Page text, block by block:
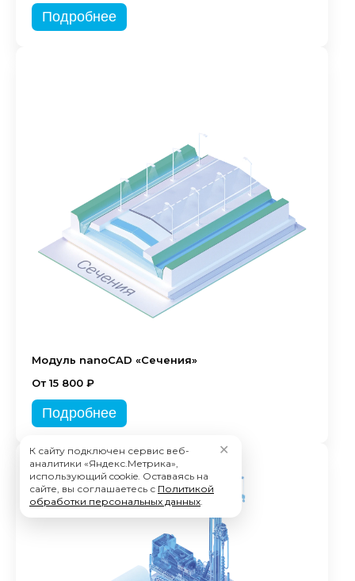
Подробнее
Модуль nanoCAD «Сечения»
От 15 800 ₽
Подробнее
К сайту подключен сервис веб-
аналитики «Яндекс.Метрика»,
использующий cookie. Оставаясь на
сайте, вы соглашаетесь с Политикой
обработки персональных данных.
✕